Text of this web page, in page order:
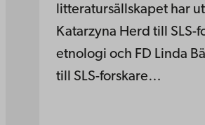
litteratursällskapet har
Katarzyna Herd till SLS-
etnologi och FD Linda
till SLS-forskare…